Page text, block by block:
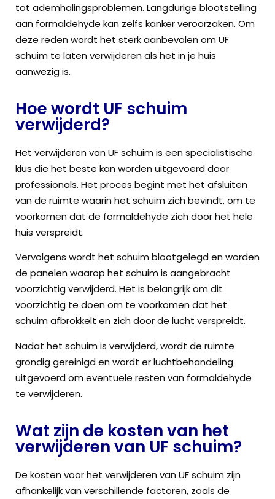
tot ademhalingsproblemen. Langdurige blootstelling
aan formaldehyde kan zelfs kanker veroorzaken. Om
deze reden wordt het sterk aanbevolen om UF
schuim te laten verwijderen als het in je huis
aanwezig is.
Hoe wordt UF schuim
verwijderd?
Het verwijderen van UF schuim is een specialistische
klus die het beste kan worden uitgevoerd door
professionals. Het proces begint met het afsluiten
van de ruimte waarin het schuim zich bevindt, om te
voorkomen dat de formaldehyde zich door het hele
huis verspreidt.
Vervolgens wordt het schuim blootgelegd en worden
de panelen waarop het schuim is aangebracht
voorzichtig verwijderd. Het is belangrijk om dit
voorzichtig te doen om te voorkomen dat het
schuim afbrokkelt en zich door de lucht verspreidt.
Nadat het schuim is verwijderd, wordt de ruimte
grondig gereinigd en wordt er luchtbehandeling
uitgevoerd om eventuele resten van formaldehyde
te verwijderen.
Wat zijn de kosten van het
verwijderen van UF schuim?
De kosten voor het verwijderen van UF schuim zijn
afhankelijk van verschillende factoren, zoals de